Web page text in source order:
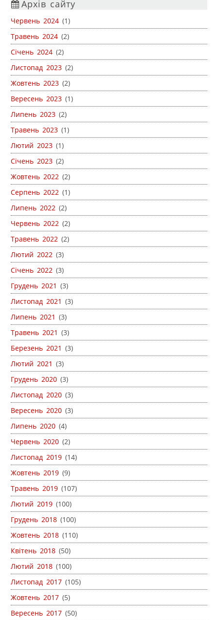
Архів сайту
Червень 2024 (1)
Травень 2024 (2)
Січень 2024 (2)
Листопад 2023 (2)
Жовтень 2023 (2)
Вересень 2023 (1)
Липень 2023 (2)
Травень 2023 (1)
Лютий 2023 (1)
Січень 2023 (2)
Жовтень 2022 (2)
Серпень 2022 (1)
Липень 2022 (2)
Червень 2022 (2)
Травень 2022 (2)
Лютий 2022 (3)
Січень 2022 (3)
Грудень 2021 (3)
Листопад 2021 (3)
Липень 2021 (3)
Травень 2021 (3)
Березень 2021 (3)
Лютий 2021 (3)
Грудень 2020 (3)
Листопад 2020 (3)
Вересень 2020 (3)
Липень 2020 (4)
Червень 2020 (2)
Листопад 2019 (14)
Жовтень 2019 (9)
Травень 2019 (107)
Лютий 2019 (100)
Грудень 2018 (100)
Жовтень 2018 (110)
Квітень 2018 (50)
Лютий 2018 (100)
Листопад 2017 (105)
Жовтень 2017 (5)
Вересень 2017 (50)